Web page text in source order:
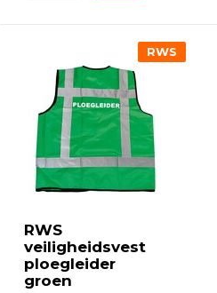
RWS
veiligheidsvest
ploegleider
groen
RWS